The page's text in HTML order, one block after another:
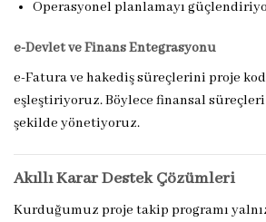
Operasyonel planlamayı
e-Devlet ve Finans Entegrasyonu
e-Fatura ve hakediş süreçlerini proje
eşleştiriyoruz. Böylece finansal
şekilde yönetiyoruz.
Akıllı Karar Destek Çözümleri
Kurduğumuz proje takip programı